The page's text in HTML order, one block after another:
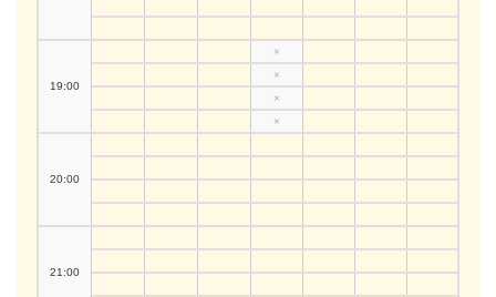
19:00
×
×
×
×
20:00
21:00